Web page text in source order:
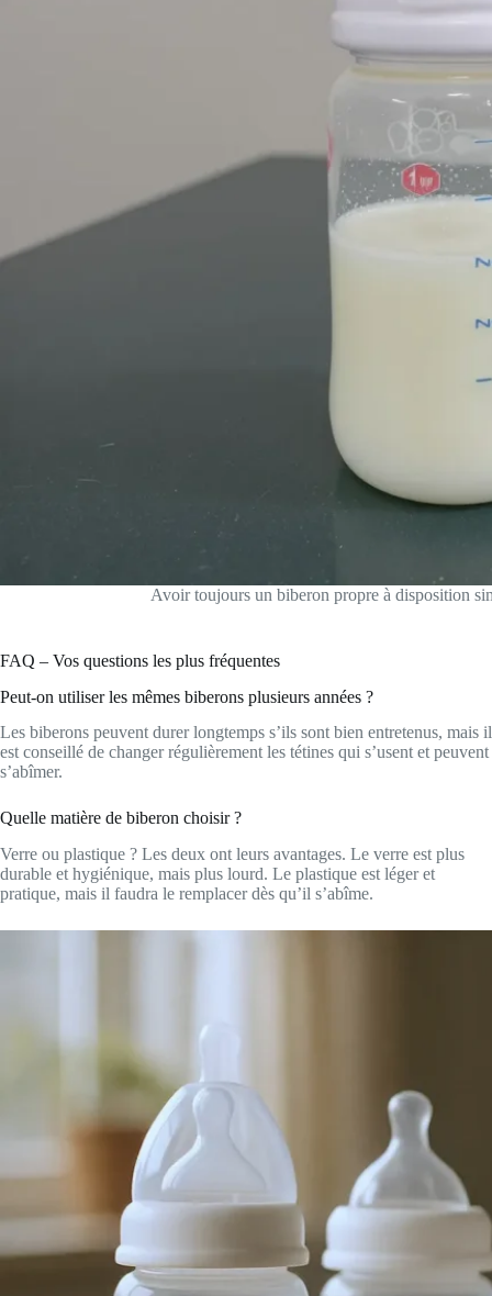
Avoir toujours un biberon propre à disposition
FAQ – Vos questions les plus fréquentes
Peut-on utiliser les mêmes biberons plusieurs années ?
Les biberons peuvent durer longtemps s’ils sont bien entretenus, mais il
est conseillé de changer régulièrement les tétines qui s’usent et peuvent
s’abîmer.
Quelle matière de biberon choisir ?
Verre ou plastique ? Les deux ont leurs avantages. Le verre est plus
durable et hygiénique, mais plus lourd. Le plastique est léger et
pratique, mais il faudra le remplacer dès qu’il s’abîme.